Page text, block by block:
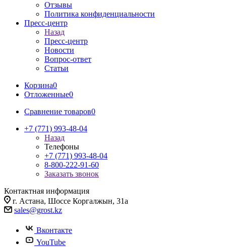
Отзывы
Политика конфиденциальности
Пресс-центр
Назад
Пресс-центр
Новости
Вопрос-ответ
Статьи
Корзина0
Отложенные0
Сравнение товаров0
+7 (771) 993-48-04
Назад
Телефоны
+7 (771) 993-48-04
8-800-222-91-60
Заказать звонок
Контактная информация
г. Астана, Шоссе Коргалжын, 31а
sales@grost.kz
Вконтакте
YouTube